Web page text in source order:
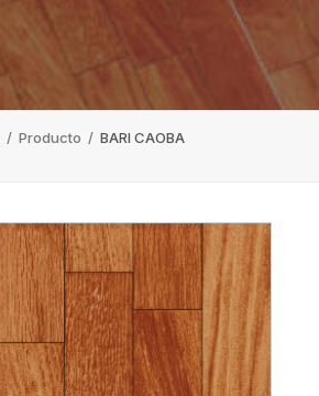
/ Producto / BARI CAOBA